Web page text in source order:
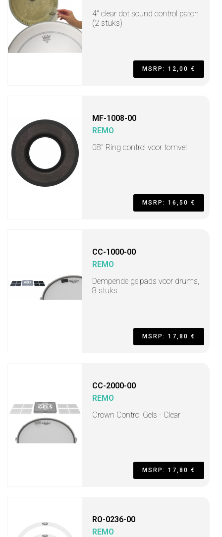
4" clear dot sound control patch
(2 stuks)
MSRP: 12,00 €
MF-1008-00
REMO
08" Ring control voor tomvel
MSRP: 16,50 €
CC-1000-00
REMO
Dempende gelpads voor drums,
8 stuks
MSRP: 17,80 €
CC-2000-00
REMO
Crown Control Gels - Clear
MSRP: 17,80 €
RO-0236-00
REMO